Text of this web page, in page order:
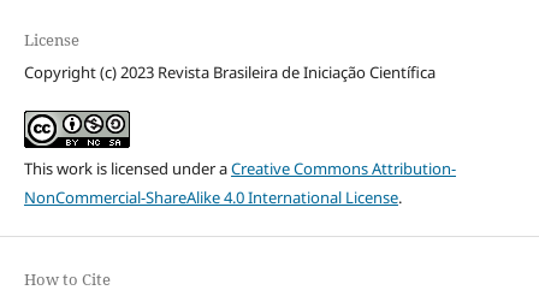
License
Copyright (c) 2023 Revista Brasileira de Iniciação Científica
This work is licensed under aCreative Commons Attribution-
NonCommercial-ShareAlike 4.0 International License.
How to Cite